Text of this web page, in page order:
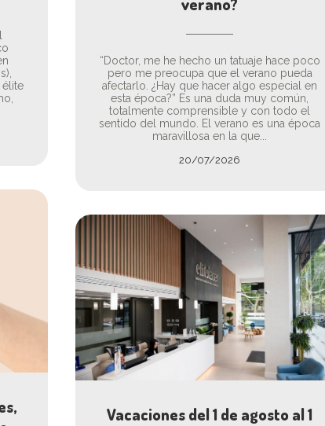
verano?
“Doctor, me he hecho un tatuaje hace poco
pero me preocupa que el verano pueda
afectarlo. ¿Hay que hacer algo especial en
esta época?” Es una duda muy común,
totalmente comprensible y con todo el
sentido del mundo. El verano es una época
maravillosa en la que...
20/07/2026
Vacaciones del 1 de agosto al 1